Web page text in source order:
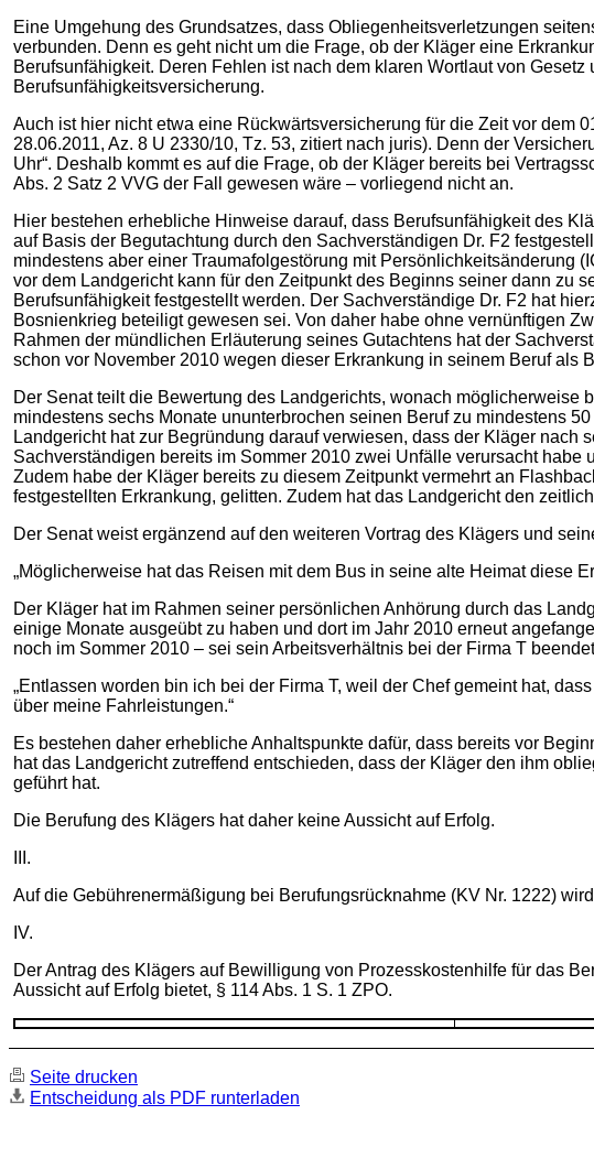
Eine Umgehung des Grundsatzes, dass Obliegenheitsverletzungen
verbunden. Denn es geht nicht um die Frage, ob der Kläger eine
Berufsunfähigkeit. Deren Fehlen ist nach dem klaren Wortlaut von
Berufsunfähigkeitsversicherung.
Auch ist hier nicht etwa eine Rückwärtsversicherung für die Zeit vor dem
28.06.2011, Az. 8 U 2330/10, Tz. 53, zitiert nach juris). Denn der
Uhr“. Deshalb kommt es auf die Frage, ob der Kläger bereits bei
Abs. 2 Satz 2 VVG der Fall gewesen wäre – vorliegend nicht an.
Hier bestehen erhebliche Hinweise darauf, dass Berufsunfähigkeit des
auf Basis der Begutachtung durch den Sachverständigen Dr. F2
mindestens aber einer Traumafolgestörung mit Persönlichkeitsänderung
vor dem Landgericht kann für den Zeitpunkt des Beginns seiner dann zu
Berufsunfähigkeit festgestellt werden. Der Sachverständige Dr. F2 hat
Bosnienkrieg beteiligt gewesen sei. Von daher habe ohne vernünftigen
Rahmen der mündlichen Erläuterung seines Gutachtens hat der
schon vor November 2010 wegen dieser Erkrankung in seinem Beruf als
Der Senat teilt die Bewertung des Landgerichts, wonach
mindestens sechs Monate ununterbrochen seinen Beruf zu mindestens
Landgericht hat zur Begründung darauf verwiesen, dass der Kläger
Sachverständigen bereits im Sommer 2010 zwei Unfälle verursacht
Zudem habe der Kläger bereits zu diesem Zeitpunkt vermehrt an
festgestellten Erkrankung, gelitten. Zudem hat das Landgericht den
Der Senat weist ergänzend auf den weiteren Vortrag des Klägers und
„Möglicherweise hat das Reisen mit dem Bus in seine alte Heimat diese
Der Kläger hat im Rahmen seiner persönlichen Anhörung durch das
einige Monate ausgeübt zu haben und dort im Jahr 2010 erneut
noch im Sommer 2010 – sei sein Arbeitsverhältnis bei der Firma T
„Entlassen worden bin ich bei der Firma T, weil der Chef gemeint hat,
über meine Fahrleistungen.“
Es bestehen daher erhebliche Anhaltspunkte dafür, dass bereits vor
hat das Landgericht zutreffend entschieden, dass der Kläger den ihm
geführt hat.
Die Berufung des Klägers hat daher keine Aussicht auf Erfolg.
III.
Auf die Gebührenermäßigung bei Berufungsrücknahme (KV Nr. 1222)
IV.
Der Antrag des Klägers auf Bewilligung von Prozesskostenhilfe für das
Aussicht auf Erfolg bietet, § 114 Abs. 1 S. 1 ZPO.
Seite drucken
Entscheidung als PDF runterladen